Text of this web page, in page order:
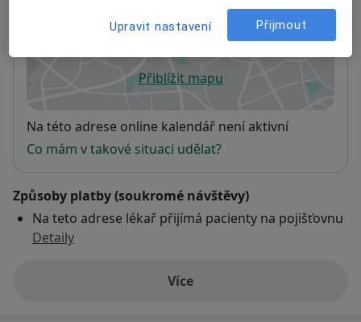
Odborný rahabilitační lékař
28. října 22, Jablonec nad Nisou 46601
Přiblížit mapuse otevře v nové záložce
Dostupnost
Na této adrese online kalendář není aktivní
Co mám v takové situaci udělat?
Způsoby platby (soukromé návštěvy)
Na teto adrese lékař přijímá pacienty na pojišťovnu
Detaily
Víceo adrese
Upravit nastavení Přijmout